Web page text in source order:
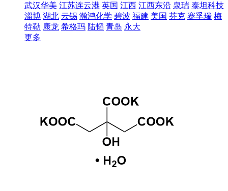
武汉华美 江苏连云港 英国 江西 江西东沿 泉瑞 泰坦科技
淄博 湖北 云锡 瀚鸿化学 碧波 福建 美国 芬克 赛孚瑞 梅
特勒 康龙 希格玛 陆韬 青岛 永大
更多